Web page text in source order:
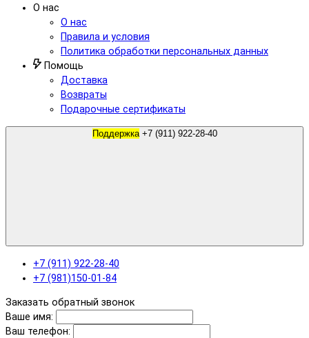
О нас
О нас
Правила и условия
Политика обработки персональных данных
Помощь
Доставка
Возвраты
Подарочные сертификаты
Поддержка +7 (911) 922-28-40
+7 (911) 922-28-40
+7 (981)150-01-84
Заказать обратный звонок
Ваше имя:
Ваш телефон: